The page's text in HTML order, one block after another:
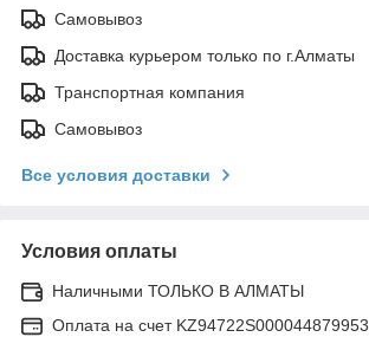
Самовывоз
Доставка курьером только по г.Алматы
Транспортная компания
Самовывоз
Все условия доставки
Условия оплаты
Наличными ТОЛЬКО В АЛМАТЫ
Оплата на счет KZ94722S000044879953